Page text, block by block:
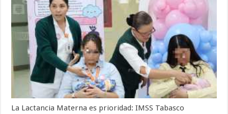
La Lactancia Materna es prioridad: IMSS Tabasco